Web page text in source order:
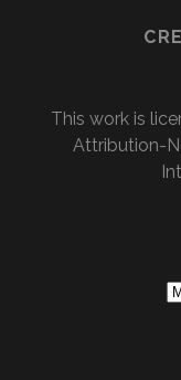
This work is
Attribution-